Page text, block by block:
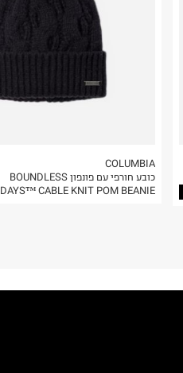
COLUMBIA
כובע חורפי עם פונפון BOUNDLESS
DAYS™ CABLE KNIT POM BEANIE